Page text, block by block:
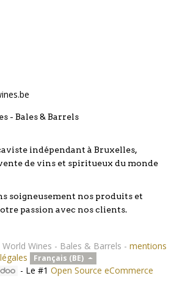
- Bales & Barrels
indépendant à Bruxelles,
de vins et spiritueux du monde
soigneusement nos produits et
passion avec nos clients.
World Wines - Bales & Barrels - mentions
légales
Français (BE)
- Le #1 Open Source eCommerce